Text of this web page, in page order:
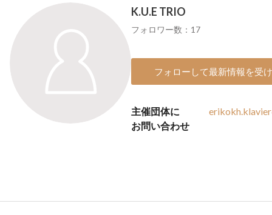
K.U.E TRIO
フォロワー数：17
フォローして最新情報を受
主催団体に
お問い合わせ